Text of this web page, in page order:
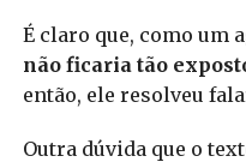
É claro que, como um
não ficaria tão
então, ele resolveu
Outra dúvida que o